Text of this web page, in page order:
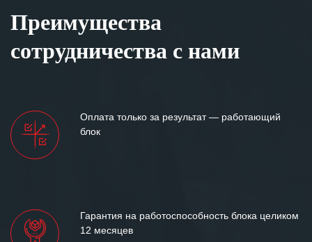
Преимущества
сотрудничества с нами
Оплата только за результат — работающий
блок
Гарантия на работоспособность блока целиком
12 месяцев